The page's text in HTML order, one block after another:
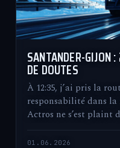
SANTANDER-GIJON
DE DOUTES
À 12:35, j’ai pris la
responsabilité dans la
Actros ne s’est plaint
01.06.2026